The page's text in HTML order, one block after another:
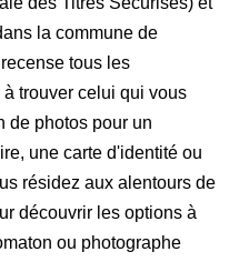
la commune de
tous les
trouver celui qui vous
de photos pour un
une carte d'identité ou
résidez aux alentours de
découvrir les options à
ou photographe